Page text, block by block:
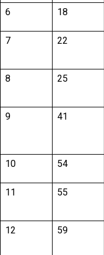
6
18
7
22
8
25
9
41
10
54
11
55
12
59